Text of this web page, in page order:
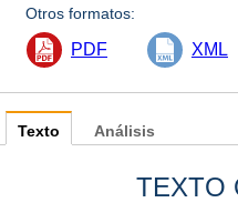
Otros formatos:
PDF XML
Texto
TEXTO
Análisis